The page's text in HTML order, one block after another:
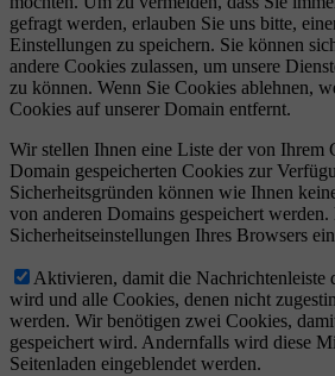
gefragt werden, erlauben Sie uns bitte,
Einstellungen zu speichern. Sie können
andere Cookies zulassen, um unsere
zu können. Wenn Sie Cookies ablehnen,
Cookies auf unserer Domain entfernt.
Wir stellen Ihnen eine Liste der von Ihrem
Domain gespeicherten Cookies zur
Sicherheitsgründen können wie Ihnen
von anderen Domains gespeichert
Sicherheitseinstellungen Ihres Browsers
Aktivieren, damit die Nachrichtenleiste
wird und alle Cookies, denen nicht
werden. Wir benötigen zwei Cookies,
gespeichert wird. Andernfalls wird diese
Seitenladen eingeblendet werden.